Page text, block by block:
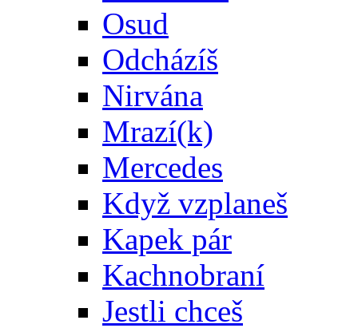
Osud
Odcházíš
Nirvána
Mrazí(k)
Mercedes
Když vzplaneš
Kapek pár
Kachnobraní
Jestli chceš